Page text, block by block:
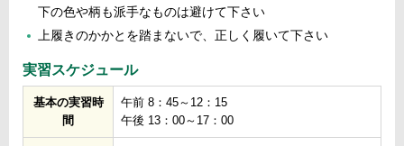
下の色や柄も派手なものは避けて下さい
上履きのかかとを踏まないで、正しく履いて下さい
実習スケジュール
基本の実習時
間
午前 8：45～12：15
午後 13：00～17：00